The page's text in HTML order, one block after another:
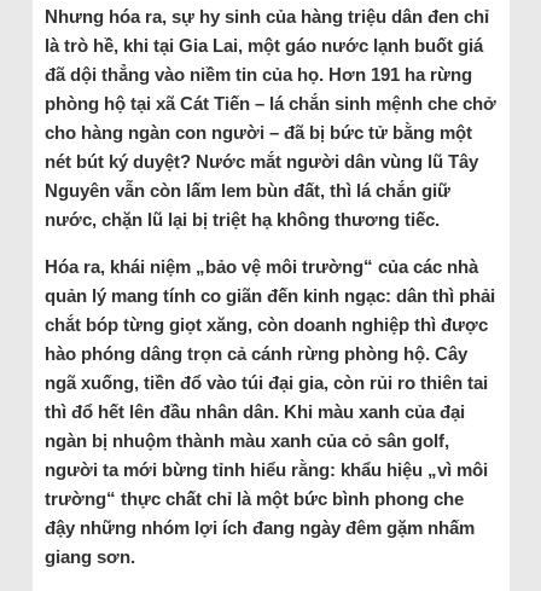
Nhưng hóa ra, sự hy sinh của hàng triệu dân đen chỉ
là trò hề, khi tại Gia Lai, một gáo nước lạnh buốt giá
đã dội thẳng vào niềm tin của họ. Hơn 191 ha rừng
phòng hộ tại xã Cát Tiến – lá chắn sinh mệnh che chở
cho hàng ngàn con người – đã bị bức tử bằng một
nét bút ký duyệt? Nước mắt người dân vùng lũ Tây
Nguyên vẫn còn lấm lem bùn đất, thì lá chắn giữ
nước, chặn lũ lại bị triệt hạ không thương tiếc.
Hóa ra, khái niệm „bảo vệ môi trường“ của các nhà
quản lý mang tính co giãn đến kinh ngạc: dân thì phải
chắt bóp từng giọt xăng, còn doanh nghiệp thì được
hào phóng dâng trọn cả cánh rừng phòng hộ. Cây
ngã xuống, tiền đổ vào túi đại gia, còn rủi ro thiên tai
thì đổ hết lên đầu nhân dân. Khi màu xanh của đại
ngàn bị nhuộm thành màu xanh của cỏ sân golf,
người ta mới bừng tỉnh hiểu rằng: khẩu hiệu „vì môi
trường“ thực chất chỉ là một bức bình phong che
đậy những nhóm lợi ích đang ngày đêm gặm nhấm
giang sơn.